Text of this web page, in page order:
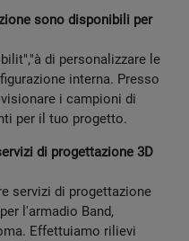
sono disponibili per
di personalizzare le
interna. Presso
i campioni di
per il tuo progetto.
di progettazione 3D
servizi di progettazione
l'armadio Band,
Effettuiamo rilievi